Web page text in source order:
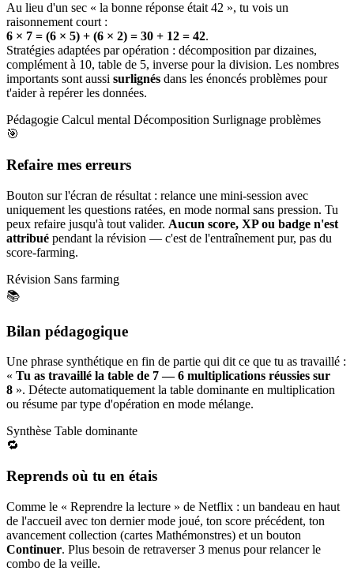
Au lieu d'un sec « la bonne réponse était 42 », tu vois un
raisonnement court :
6 × 7 = (6 × 5) + (6 × 2) = 30 + 12 = 42.
Stratégies adaptées par opération : décomposition par dizaines,
complément à 10, table de 5, inverse pour la division. Les nombres
importants sont aussi surlignés dans les énoncés problèmes pour
t'aider à repérer les données.
Pédagogie Calcul mental Décomposition Surlignage problèmes
🎯
Refaire mes erreurs
Bouton sur l'écran de résultat : relance une mini-session avec
uniquement les questions ratées, en mode normal sans pression. Tu
peux refaire jusqu'à tout valider. Aucun score, XP ou badge n'est
attribué pendant la révision — c'est de l'entraînement pur, pas du
score-farming.
Révision Sans farming
📚
Bilan pédagogique
Une phrase synthétique en fin de partie qui dit ce que tu as travaillé :
« Tu as travaillé la table de 7 — 6 multiplications réussies sur
8 ». Détecte automatiquement la table dominante en multiplication
ou résume par type d'opération en mode mélange.
Synthèse Table dominante
🔁
Reprends où tu en étais
Comme le « Reprendre la lecture » de Netflix : un bandeau en haut
de l'accueil avec ton dernier mode joué, ton score précédent, ton
avancement collection (cartes Mathémonstres) et un bouton
Continuer. Plus besoin de retraverser 3 menus pour relancer le
combo de la veille.